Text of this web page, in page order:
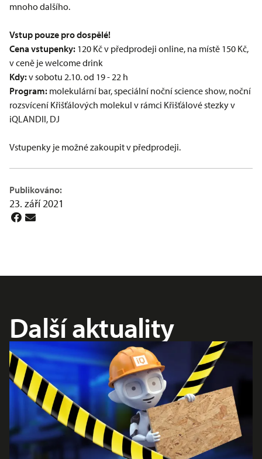
mnoho dalšího.
Vstup pouze pro dospělé!
Cena vstupenky: 120 Kč v předprodeji online, na místě 150 Kč,
v ceně je welcome drink
Kdy:v sobotu 2.10. od 19 - 22 h
Program: molekulární bar, speciální noční science show, noční
rozsvícení Křišťálových molekul v rámci Křišťálové stezky v
iQLANDII, DJ
Vstupenky je možné zakoupit v předprodeji.
Publikováno:
23. září 2021
Další aktuality